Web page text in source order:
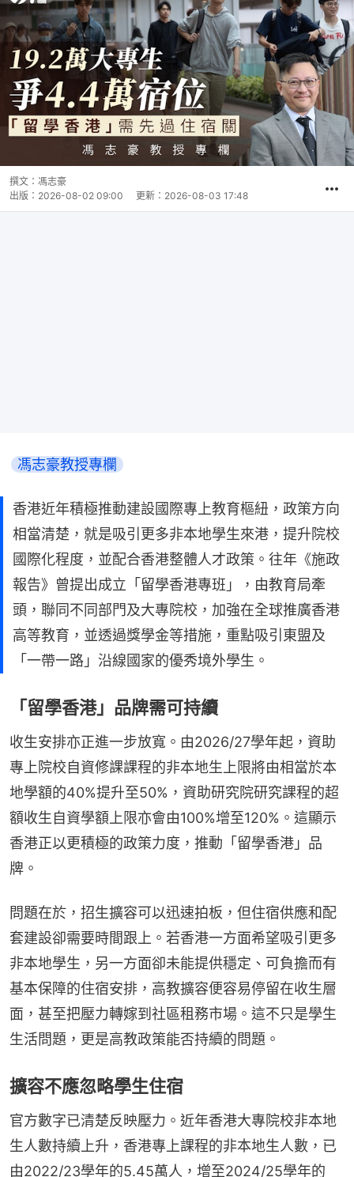
撰文： 馮志豪
出版： 2026-08-02 09:00 更新： 2026-08-03 17:48
馮志豪教授專欄
香港近年積極推動建設國際專上教育樞紐，政策方向
相當清楚，就是吸引更多非本地學生來港，提升院校
國際化程度，並配合香港整體人才政策。往年《施政
報告》曾提出成立「留學香港專班」，由教育局牽
頭，聯同不同部門及大專院校，加強在全球推廣香港
高等教育，並透過獎學金等措施，重點吸引東盟及
「一帶一路」沿線國家的優秀境外學生。
「留學香港」品牌需可持續
收生安排亦正進一步放寬。由2026/27學年起，資助
專上院校自資修課課程的非本地生上限將由相當於本
地學額的40%提升至50%，資助研究院研究課程的超
額收生自資學額上限亦會由100%增至120%。這顯示
香港正以更積極的政策力度，推動「留學香港」品
牌。
問題在於，招生擴容可以迅速拍板，但住宿供應和配
套建設卻需要時間跟上。若香港一方面希望吸引更多
非本地學生，另一方面卻未能提供穩定、可負擔而有
基本保障的住宿安排，高教擴容便容易停留在收生層
面，甚至把壓力轉嫁到社區租務市場。這不只是學生
生活問題，更是高教政策能否持續的問題。
擴容不應忽略學生住宿
官方數字已清楚反映壓力。近年香港大專院校非本地
生人數持續上升，香港專上課程的非本地生人數，已
由2022/23學年的5.45萬人，增至2024/25學年的